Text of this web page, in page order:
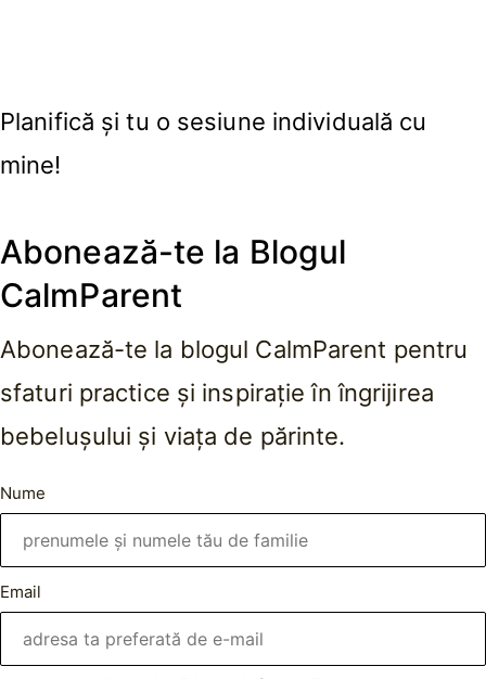
Planifică și tu o sesiune individuală cu
mine!
Abonează-te la Blogul
CalmParent
Abonează-te la blogul CalmParent pentru
sfaturi practice și inspirație în îngrijirea
bebelușului și viața de părinte.
Nume
Email